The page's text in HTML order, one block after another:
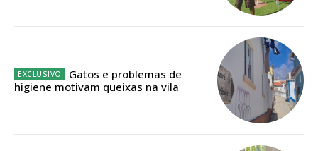
Gatos e problemas de
higiene motivam queixas na vila